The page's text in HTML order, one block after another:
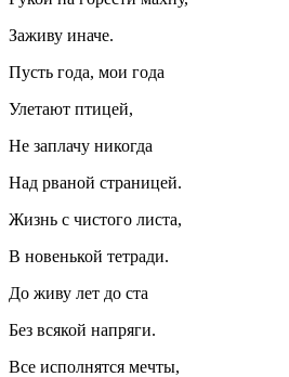
Заживу иначе.
Пусть года, мои года
Улетают птицей,
Не заплачу никогда
Над рваной страницей.
Жизнь с чистого листа,
В новенькой тетради.
До живу лет до ста
Без всякой напряги.
Все исполнятся мечты,